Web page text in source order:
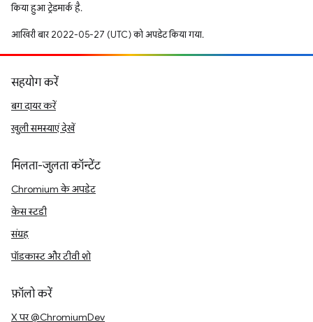
किया हुआ ट्रेडमार्क है.
आखिरी बार 2022-05-27 (UTC) को अपडेट किया गया.
सहयोग करें
बग दायर करें
खुली समस्याएं देखें
मिलता-जुलता कॉन्टेंट
Chromium के अपडेट
केस स्टडी
संग्रह
पॉडकास्ट और टीवी शो
फ़ॉलो करें
X पर @ChromiumDev